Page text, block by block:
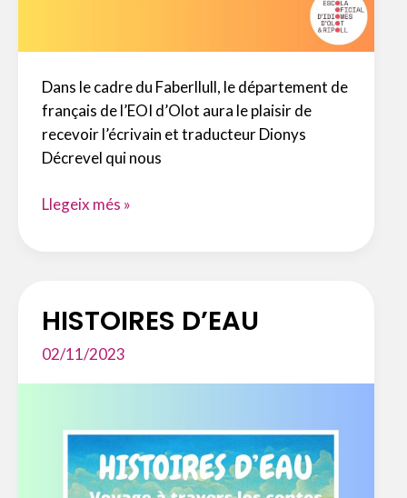
Dans le cadre du Faberllull, le département de
français de l’EOI d’Olot aura le plaisir de
recevoir l’écrivain et traducteur Dionys
Décrevel qui nous
LE
Llegeix més »
HISTOIRES D’EAU
02/11/2023